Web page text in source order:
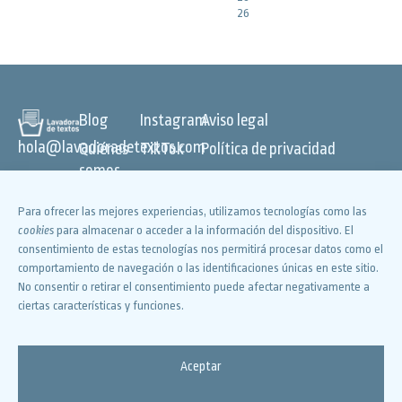
Para ofrecer las mejores experiencias, utilizamos tecnologías como las
cookies para almacenar o acceder a la información del dispositivo. El
consentimiento de estas tecnologías nos permitirá procesar datos como el
comportamiento de navegación o las identificaciones únicas en este sitio.
No consentir o retirar el consentimiento puede afectar negativamente a
ciertas características y funciones.
Aceptar
26
hola@lavadoradetextos.com
Blog
Quiénes
somos
TV •
Radio •
Redes
Vídeos
Instagram
TikTok
YouTube
Facebook
X
Aviso legal
Política de privacidad
Declaración de accesibilidad
©LAVADORA DE TEXTOS
2026. TODOS LOS DERECHOS
RESERVADOS